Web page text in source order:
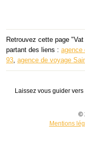
Retrouvez cette page
partant des liens : agence
93 agence de voyage
Laissez vous guider
©
Mentions